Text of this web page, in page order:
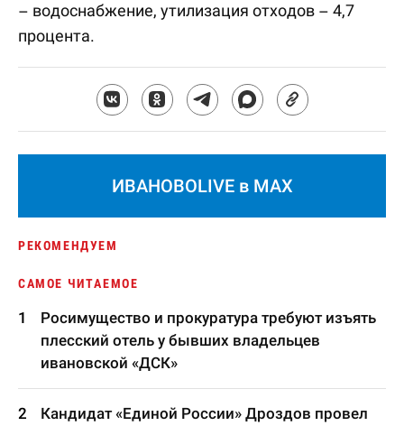
– водоснабжение, утилизация отходов – 4,7
процента.
ИВАНОВОLIVE в MAX
РЕКОМЕНДУЕМ
САМОЕ ЧИТАЕМОЕ
Росимущество и прокуратура требуют изъять
плесский отель у бывших владельцев
ивановской «ДСК»
Кандидат «Единой России» Дроздов провел